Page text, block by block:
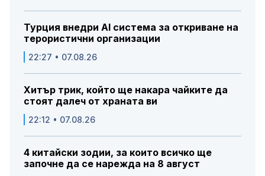
Турция внедри AI система за откриване на
терористични организации
22:27 • 07.08.26
Хитър трик, който ще накара чайките да
стоят далеч от храната ви
22:12 • 07.08.26
4 китайски зодии, за които всичко ще
започне да се нарежда на 8 август